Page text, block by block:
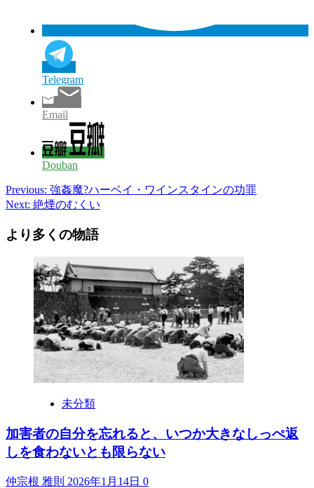
Telegram
Email
Douban
Post
navigation
Previous: 強姦魔?ハーベイ・ワインスタインの功罪
Next: 絶煙のむくい
より多くの物語
未分類
加害者の自分を忘れると、いつか大きなしっぺ返
しを食わないとも限らない
仲宗根 雅則 2026年1月14日 0